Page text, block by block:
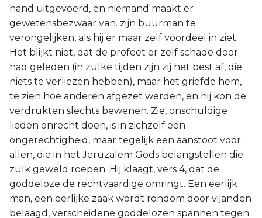
hand uitgevoerd, en niemand maakt er
gewetensbezwaar van. zijn buurman te
verongelijken, als hij er maar zelf voordeel in ziet.
Het blijkt niet, dat de profeet er zelf schade door
had geleden (in zulke tijden zijn zij het best af, die
niets te verliezen hebben), maar het griefde hem,
te zien hoe anderen afgezet werden, en hij kon de
verdrukten slechts bewenen. Zie, onschuldige
lieden onrecht doen, is in zichzelf een
ongerechtigheid, maar tegelijk een aanstoot voor
allen, die in het Jeruzalem Gods belangstellen die
zulk geweld roepen. Hij klaagt, vers 4, dat de
goddeloze de rechtvaardige omringt. Een eerlijk
man, een eerlijke zaak wordt rondom door vijanden
belaagd, verscheidene goddelozen spannen tegen